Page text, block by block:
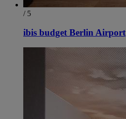
/ 5
ibis budget Berlin Airport